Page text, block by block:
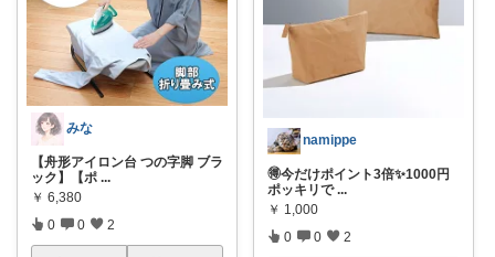
みな
【舟形アイロン台 つの字脚 ブラ
ック】【ポ ...
￥ 6,380
0 0 2
namippe
🉐今だけポイント3倍✨1000円
ポッキリで ...
￥ 1,000
0 0 2